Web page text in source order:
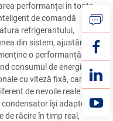
performanței în toate
de comandă
refrigerantului,
din sistem, ajustând
o performanță
consumul de energie.
cu viteză fixă, care
de nevoile reale de
își adaptează
de răcire în timp real,